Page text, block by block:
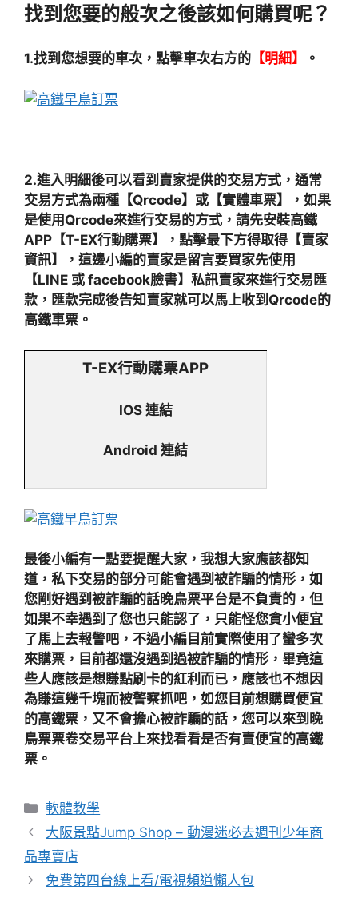
找到您要的般次之後該如何購買呢？
1.找到您想要的車次，點擊車次右方的 【明細】 。
2.進入明細後可以看到賣家提供的交易方式，通常
交易方式為兩種【Qrcode】或【實體車票】，如果
是使用Qrcode來進行交易的方式，請先安裝高鐵
APP【T-EX行動購票】，點擊最下方得取得【賣家
資訊】，這邊小編的賣家是留言要買家先使用
【LINE 或 facebook臉書】私訊賣家來進行交易匯
款，匯款完成後告知賣家就可以馬上收到Qrcode的
高鐵車票。
T-EX行動購票APP
IOS 連結
Android 連結
最後小編有一點要提醒大家，我想大家應該都知
道，私下交易的部分可能會遇到被詐騙的情形，如
您剛好遇到被詐騙的話晚鳥票平台是不負責的，但
如果不幸遇到了您也只能認了，只能怪您貪小便宜
了馬上去報警吧，不過小編目前實際使用了蠻多次
來購票，目前都還沒遇到過被詐騙的情形，畢竟這
些人應該是想賺點刷卡的紅利而已，應該也不想因
為賺這幾千塊而被警察抓吧，如您目前想購買便宜
的高鐵票，又不會擔心被詐騙的話，您可以來到晚
鳥票票卷交易平台上來找看看是否有賣便宜的高鐵
票。
分
類
軟體教學
大阪景點Jump Shop – 動漫迷必去週刊少年商
品專賣店
免費第四台線上看/電視頻道懶人包